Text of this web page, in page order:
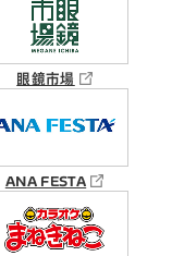
眼鏡市場
ANA FESTA